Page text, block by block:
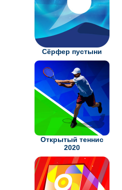
Сёрфер пустыни
Открытый теннис
2020